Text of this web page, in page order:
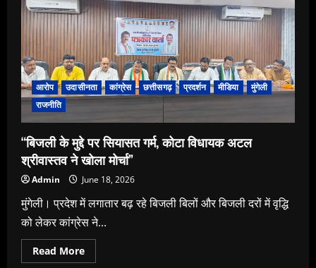
हादसे…
आखिर
कब
सुरक्षित
कुसुम
स्मेल्टर्स?”
पूर्व
में
भी
है
की
जान।
आरोप उदासीनता कांग्रेस छत्तीसगढ़ प्रदर्शन मीडिया
मुंगेली
राजनीति
“बिजली के मुद्दे पर सियासत गर्म, कोटा विधायक अटल
श्रीवास्तव ने खोला मोर्चा”
Admin June 18, 2026
मुंगेली। प्रदेश में लगातार बढ़ रहे बिजली बिलों और बिजली दरों में वृद्धि
को लेकर कांग्रेस ने...
Read MoreRead
more